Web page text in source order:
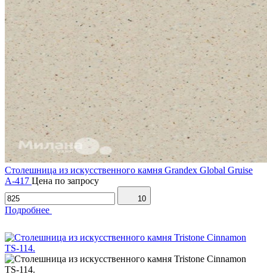
Столешница из искусственного камня Grandex Global Gruise
A-417 Цена по запросу
10
Подробнее